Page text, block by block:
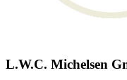
L.W.C. Michelsen